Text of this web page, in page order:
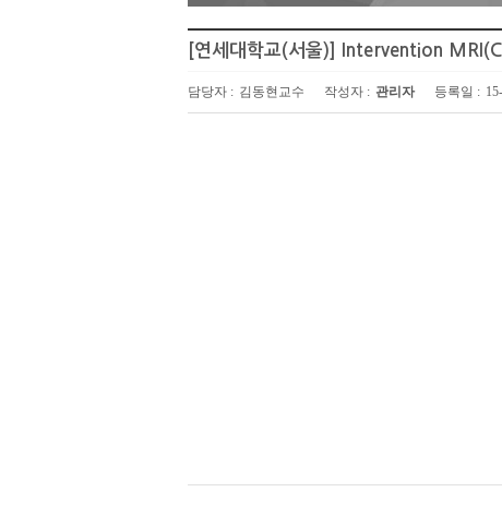
[연세대학교(서울)] Intervention
담당자 : 김동현교수 작성자 : 관리자 등록일 :